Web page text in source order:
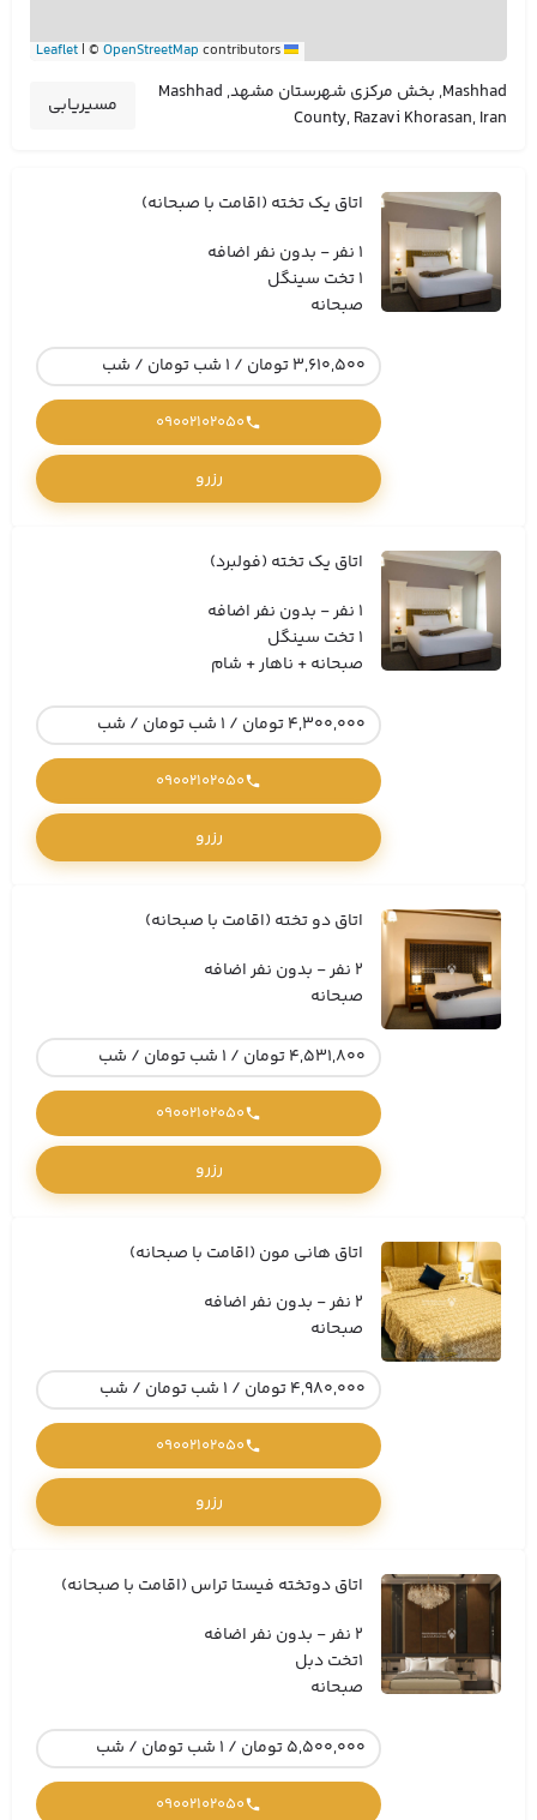
| © OpenStreetMap contributors
Mashhad, بخش مرکزی شهرستان مشهد, Mashhad
County, Razavi Khorasan, Iran
مسیریابی
اتاق یک تخته (اقامت با صبحانه)
1 نفر - بدون نفر اضافه
1 تخت سینگل
صبحانه
3,610,500 تومان / 1 شب تومان / شب
09002102050
رزرو
اتاق یک تخته (فولبرد)
1 نفر - بدون نفر اضافه
1 تخت سینگل
صبحانه + ناهار + شام
4,300,000 تومان / 1 شب تومان / شب
09002102050
رزرو
اتاق دو تخته (اقامت با صبحانه)
2 نفر - بدون نفر اضافه
صبحانه
4,531,800 تومان / 1 شب تومان / شب
09002102050
رزرو
اتاق هانی مون (اقامت با صبحانه)
2 نفر - بدون نفر اضافه
صبحانه
4,980,000 تومان / 1 شب تومان / شب
09002102050
رزرو
اتاق دوتخته فیستا تراس (اقامت با صبحانه)
2 نفر - بدون نفر اضافه
1تخت دبل
صبحانه
5,500,000 تومان / 1 شب تومان / شب
09002102050